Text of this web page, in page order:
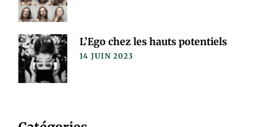
L’Ego chez les hauts potentiels
14 JUIN 2023